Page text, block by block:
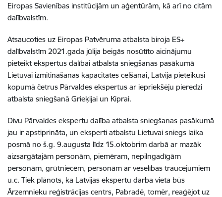
Eiropas Savienības institūcijām un aģentūrām, kā arī no citām
dalībvalstīm.
Atsaucoties uz Eiropas Patvēruma atbalsta biroja ES+
dalībvalstīm 2021.gada jūlija beigās nosūtīto aicinājumu
pieteikt ekspertus dalībai atbalsta sniegšanas pasākumā
Lietuvai izmitināšanas kapacitātes celšanai, Latvija pieteikusi
kopumā četrus Pārvaldes ekspertus ar iepriekšēju pieredzi
atbalsta sniegšanā Grieķijai un Kiprai.
Divu Pārvaldes ekspertu dalība atbalsta sniegšanas pasākumā
jau ir apstiprināta, un eksperti atbalstu Lietuvai sniegs laika
posmā no š.g. 9.augusta līdz 15.oktobrim darbā ar mazāk
aizsargātajām personām, piemēram, nepilngadīgām
personām, grūtniecēm, personām ar veselības traucējumiem
u.c. Tiek plānots, ka Latvijas ekspertu darba vieta būs
Ārzemnieku reģistrācijas centrs, Pabradē, tomēr, reaģējot uz